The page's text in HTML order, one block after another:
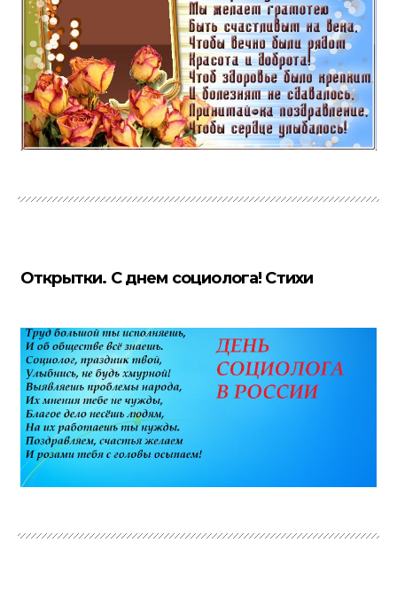
Открытки. С днем социолога! Стихи